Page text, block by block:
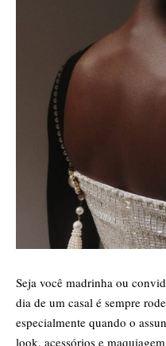
Seja você madrinha ou
dia de um casal é sempre
especialmente quando o
look, acessórios e